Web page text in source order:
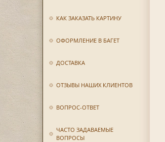
КАК ЗАКАЗАТЬ КАРТИНУ
ОФОРМЛЕНИЕ В БАГЕТ
ДОСТАВКА
ОТЗЫВЫ НАШИХ КЛИЕНТОВ
ВОПРОС-ОТВЕТ
ЧАСТО ЗАДАВАЕМЫЕ
ВОПРОСЫ